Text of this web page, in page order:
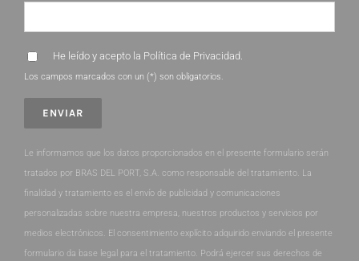
He leído y acepto la Política de Privacidad.
Los campos marcados con un (*) son obligatorios.
Le informamos que los datos proporcionados en el presente formulario serán
tratados por BRAS DEL PORT, S.A. como responsable del tratamiento. La
finalidad y tratamiento es el envío de publicidad y comunicaciones
personalizadas sobre nuestra empresa, nuestros productos y servicios por
medios electrónicos. El consentimiento explícito adquirido enviando el presente
formulario da base legal para el tratamiento. Podrá ejercer sus derechos de